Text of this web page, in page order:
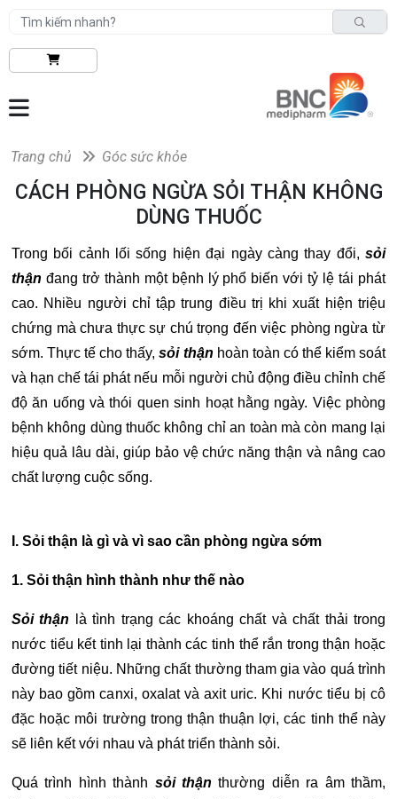
Trang chủ Góc sức khỏe
CÁCH PHÒNG NGỪA SỎI THẬN KHÔNG
DÙNG THUỐC
Trong bối cảnh lối sống hiện đại ngày càng thay đổi, sỏi
thận đang trở thành một bệnh lý phổ biến với tỷ lệ tái phát
cao. Nhiều người chỉ tập trung điều trị khi xuất hiện triệu
chứng mà chưa thực sự chú trọng đến việc phòng ngừa từ
sớm. Thực tế cho thấy,sỏi thận hoàn toàn có thể kiểm soát
và hạn chế tái phát nếu mỗi người chủ động điều chỉnh chế
độ ăn uống và thói quen sinh hoạt hằng ngày. Việc phòng
bệnh không dùng thuốc không chỉ an toàn mà còn mang lại
hiệu quả lâu dài, giúp bảo vệ chức năng thận và nâng cao
chất lượng cuộc sống.
I. Sỏi thận là gì và vì sao cần phòng ngừa sớm
1. Sỏi thận hình thành như thế nào
Sỏi thận là tình trạng các khoáng chất và chất thải trong
nước tiểu kết tinh lại thành các tinh thể rắn trong thận hoặc
đường tiết niệu. Những chất thường tham gia vào quá trình
này bao gồm canxi, oxalat và axit uric. Khi nước tiểu bị cô
đặc hoặc môi trường trong thận thuận lợi, các tinh thể này
sẽ liên kết với nhau và phát triển thành sỏi.
Quá trình hình thành sỏi thận thường diễn ra âm thầm,